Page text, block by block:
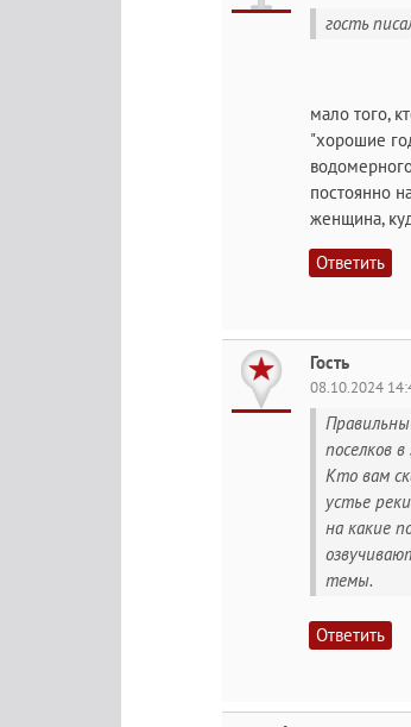
гость
мало того,
"хорошие
постоянно
женщина,
Ответить
Гость
08.10.2024
поселков
Кто вам
устье
на какие
темы.
Ответить